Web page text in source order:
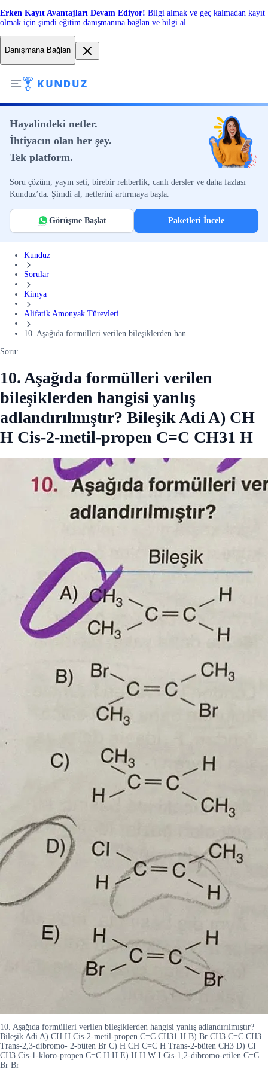
Erken Kayıt Avantajları Devam Ediyor! Bilgi almak ve geç kalmadan kayıt
olmak için şimdi eğitim danışmanına bağlan ve bilgi al.
Danışmana Bağlan
Hayalindeki netler.
İhtiyacın olan her şey.
Tek platform.
Soru çözüm, yayın seti, birebir rehberlik, canlı dersler ve daha fazlası
Kunduz’da. Şimdi al, netlerini artırmaya başla.
Görüşme Başlat Paketleri İncele
Kunduz
Sorular
Kimya
Alifatik Amonyak Türevleri
10. Aşağıda formülleri verilen bileşiklerden han...
Soru:
10. Aşağıda formülleri verilen
bileşiklerden hangisi yanlış
adlandırılmıştır? Bileşik Adi A) CH
H Cis-2-metil-propen C=C CH31 H
10. Aşağıda formülleri verilen bileşiklerden hangisi yanlış adlandırılmıştır?
Bileşik Adi A) CH H Cis-2-metil-propen C=C CH31 H B) Br CH3 C=C CH3
Trans-2,3-dibromo- 2-büten Br C) H CH C=C H Trans-2-büten CH3 D) CI
CH3 Cis-1-kloro-propen C=C H H E) H H W I Cis-1,2-dibromo-etilen C=C
Br Br